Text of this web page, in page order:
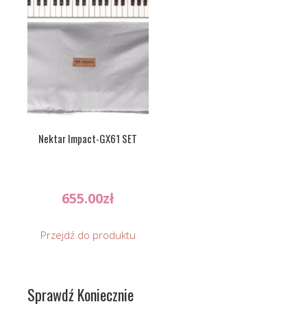
Nektar Impact-GX61 SET
655.00zł
Przejdź do produktu
Sprawdź Koniecznie